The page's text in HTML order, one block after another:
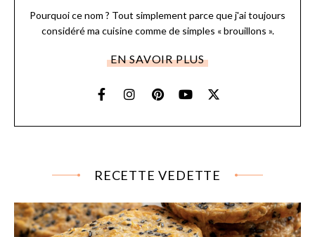
Pourquoi ce nom ? Tout simplement parce que j'ai toujours
considéré ma cuisine comme de simples « brouillons ».
EN SAVOIR PLUS
RECETTE VEDETTE